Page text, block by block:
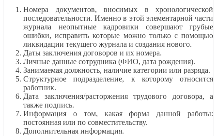
Номера документов, вносимых в хронологической
последовательности. Именно в этой элементарной части
журнала неопытные кадровики совершают грубые
ошибки, исправить которые можно только с помощью
ликвидации текущего журнала и создания нового.
Даты заключения договоров и их номера.
Личные данные сотрудника (ФИО, дата рождения).
Занимаемая должность, наличие категории или разряда.
Структурное подразделение, к которому относится
работник.
Дата заключения/расторжения трудового договора, а
также подпись.
Информация о том, какая форма данной работы:
постоянная или по совместительству.
Дополнительная информация.